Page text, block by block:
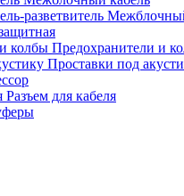
Межблочный
Предохранители и
Проставки под
Разъем для кабеля